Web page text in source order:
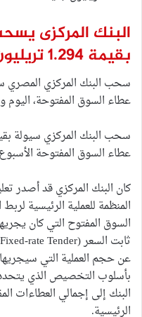
البنك المركزى
بقيمة 1.294 تريليون جنيه
عطاء السوق المفتوحة، اليوم وذلك من 25 بنكًا
عطاء السوق المفتوحة الأسبوع
كان البنك المركزي قد أصدر
السوق المفتوح التي كان
عن حجم العملية التي
بأسلوب التخصيص الذي
البنك إلى إجمالي العطاءات
الرئيسية.